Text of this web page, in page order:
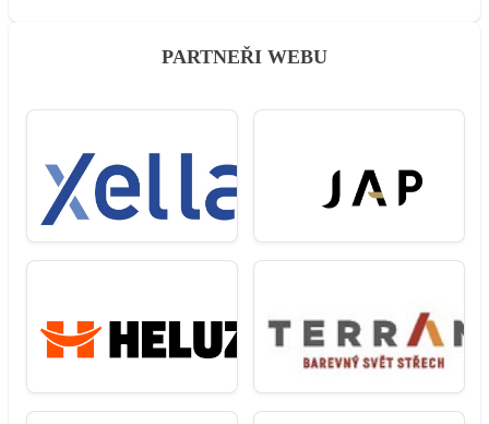
PARTNEŘI WEBU